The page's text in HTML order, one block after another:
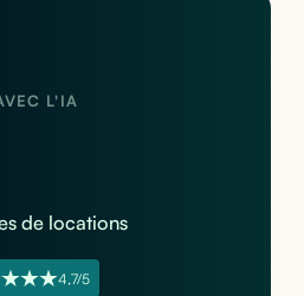
L'IA
de locations
4,7/5